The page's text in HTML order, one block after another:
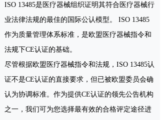
ISO 13485是医疗器械组织证明其符合医疗器械行
业法律法规的最佳的国际公认模型。 ISO 13485
作为质量管理体系标准，是欧盟医疗器械指令和
法规下CE认证的基础。
尽管根据欧盟医疗器械指令和法规，ISO 13485认
证不是CE认证的直接要求，但已被欧盟委员会确
认为协调标准。作为提供CE认证的领先公告机构
之一，我们可为您选择最有效的合格评定途径进